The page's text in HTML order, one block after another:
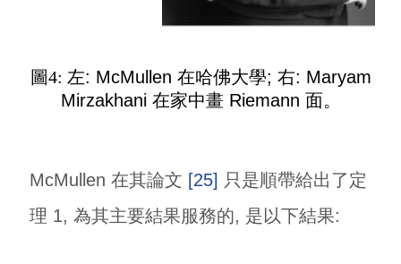
圖4: 左: McMullen 在哈佛大學; 右: Maryam
Mirzakhani 在家中畫 Riemann 面。
McMullen 在其論文 [25] 只是順帶給出了定
理 1, 為其主要結果服務的, 是以下結果: